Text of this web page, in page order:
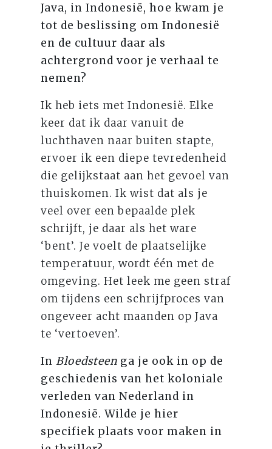
Java, in Indonesië, hoe kwam je
tot de beslissing om Indonesië
en de cultuur daar als
achtergrond voor je verhaal te
nemen?
Ik heb iets met Indonesië. Elke
keer dat ik daar vanuit de
luchthaven naar buiten stapte,
ervoer ik een diepe tevredenheid
die gelijkstaat aan het gevoel van
thuiskomen. Ik wist dat als je
veel over een bepaalde plek
schrijft, je daar als het ware
‘bent’. Je voelt de plaatselijke
temperatuur, wordt één met de
omgeving. Het leek me geen straf
om tijdens een schrijfproces van
ongeveer acht maanden op Java
te ‘vertoeven’.
InBloedsteen ga je ook in op de
geschiedenis van het koloniale
verleden van Nederland in
Indonesië. Wilde je hier
specifiek plaats voor maken in